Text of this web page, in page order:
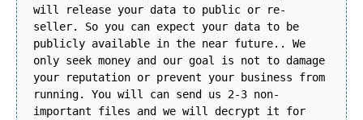
will release your data to public or re-
seller. So you can expect your data to be
publicly available in the near future.. We
only seek money and our goal is not to damage
your reputation or prevent your business from
running. You will can send us 2-3 non-
important files and we will decrypt it for